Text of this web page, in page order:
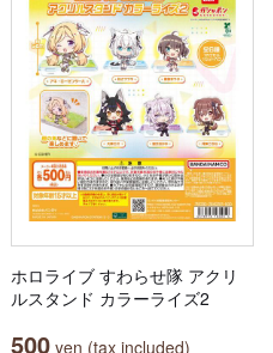
ホロライブ すわらせ隊 アクリ
ルスタンド カラーライズ2
500 yen (tax included)